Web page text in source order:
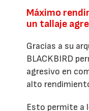
Máximo
un tallaje
Gracias a su
BLACKBIRD
agresivo en
alto
Esto permite a